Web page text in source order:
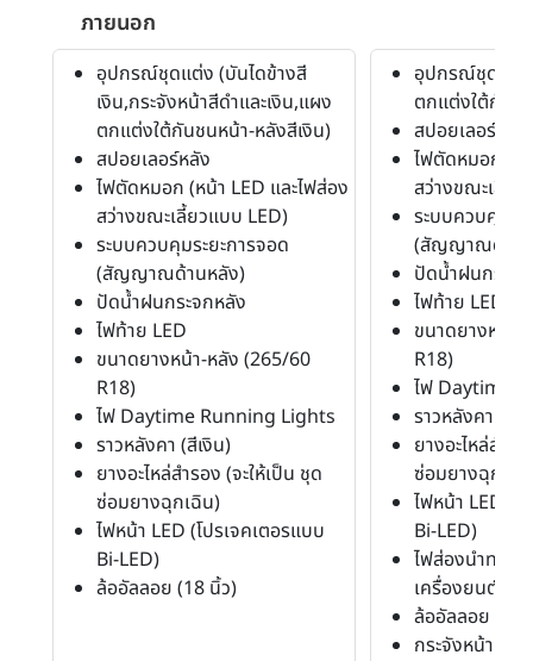
ภายนอก
อุปกรณ์ชุดแต่ง (บันไดข้างสี
เงิน,กระจังหน้าสีดำและเงิน,แผง
ตกแต่งใต้กันชนหน้า-หลังสีเงิน)
สปอยเลอร์หลัง
ไฟตัดหมอก (หน้า LED และไฟส่อง
สว่างขณะเลี้ยวแบบ LED)
ระบบควบคุมระยะการจอด
(สัญญาณด้านหลัง)
ปัดน้ำฝนกระจกหลัง
ไฟท้าย LED
ขนาดยางหน้า-หลัง (265/60
R18)
ไฟ Daytime Running Lights
ราวหลังคา (สีเงิน)
ยางอะไหล่สำรอง (จะให้เป็น ชุด
ซ่อมยางฉุกเฉิน)
ไฟหน้า LED (โปรเจคเตอรแบบ
Bi-LED)
ล้ออัลลอย (18 นิ้ว)
อุปกรณ์ชุดแต่ง
ตกแต่งใต้กันช
สปอยเลอร์หลัง
ไฟตัดหมอก (ห
สว่างขณะเลี้ย
ระบบควบคุมระ
(สัญญาณด้าน
ปัดน้ำฝนกระจ
ไฟท้าย LED
ขนาดยางหน้า
R18)
ไฟ Daytime
ราวหลังคา (สีเ
ยางอะไหล่สำร
ซ่อมยางฉุกเฉิ
ไฟหน้า LED (โ
Bi-LED)
ไฟส่องนำทาง
เครื่องยนต์
ล้ออัลลอย (18
กระจังหน้า (สีด